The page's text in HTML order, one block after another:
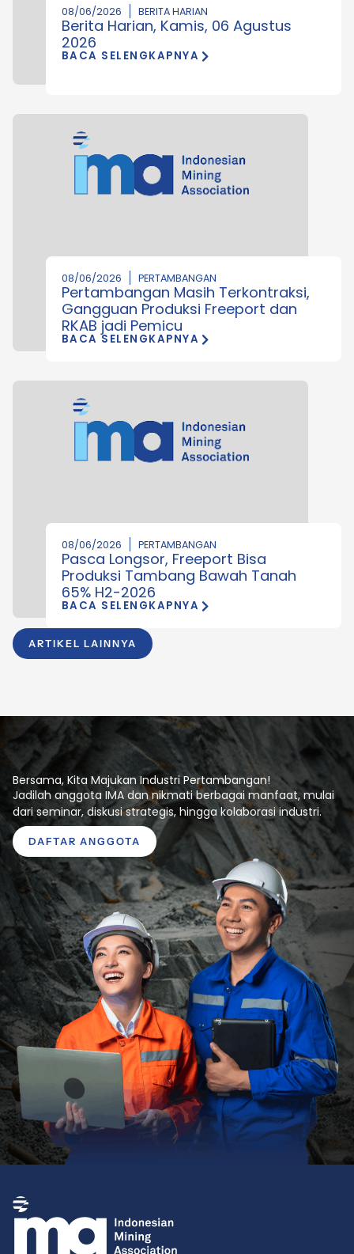
ARTIKEL LAINNYA
08/06/2026 BERITA HARIAN
Berita Harian, Kamis, 06 Agustus
2026
BACA SELENGKAPNYA
08/06/2026 PERTAMBANGAN
Pertambangan Masih Terkontraksi,
Gangguan Produksi Freeport dan
RKAB jadi Pemicu
BACA SELENGKAPNYA
08/06/2026 PERTAMBANGAN
Pasca Longsor, Freeport Bisa
Produksi Tambang Bawah Tanah
65% H2-2026
BACA SELENGKAPNYA
Bersama, Kita Majukan Industri Pertambangan!
Jadilah anggota IMA dan nikmati berbagai manfaat, mulai
dari seminar, diskusi strategis, hingga kolaborasi industri.
DAFTAR ANGGOTA